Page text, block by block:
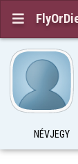

NÉVJEGY